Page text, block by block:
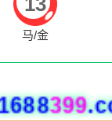
399